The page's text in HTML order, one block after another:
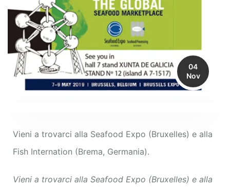
04
Nov
Vieni a trovarci alla Seafood Expo (Bruxelles) e alla
Fish Internation (Brema, Germania).
Vieni a trovarci alla Seafood Expo (Bruxelles) e alla